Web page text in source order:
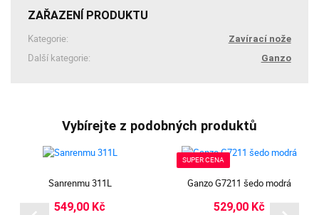
ZAŘAZENÍ PRODUKTU
Kategorie: Zavírací nože
Další kategorie: Ganzo
Vybírejte z podobných produktů
Sanrenmu 311L
549,00 Kč
SUPER CENA
Ganzo G7211 šedo modrá
529,00 Kč